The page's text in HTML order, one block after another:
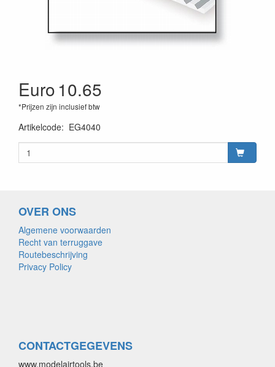
Euro10.65
*Prijzen zijn inclusief btw
Artikelcode: EG4040
OVER ONS
Algemene voorwaarden
Recht van terruggave
Routebeschrijving
Privacy Policy
CONTACTGEGEVENS
www.modelairtools.be